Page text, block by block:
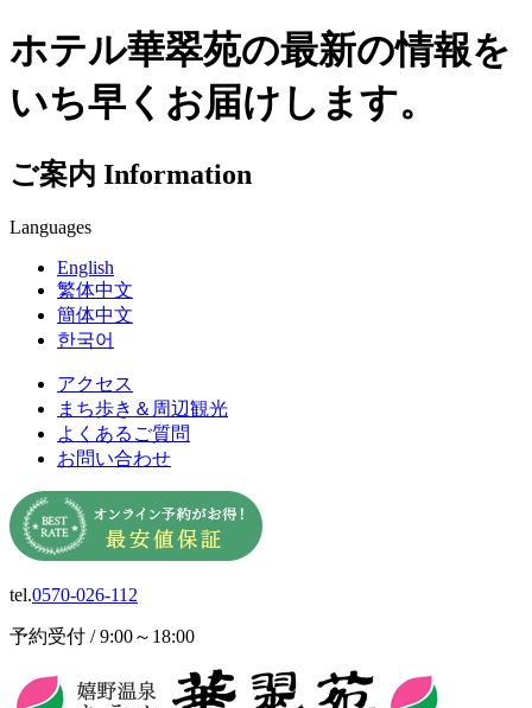
ホテル華翠苑の最新の情報を
いち早くお届けします。
ご案内 Information
Languages
English
繁体中文
簡体中文
한국어
アクセス
まち歩き＆周辺観光
よくあるご質問
お問い合わせ
tel.0570-026-112
予約受付 / 9:00～18:00